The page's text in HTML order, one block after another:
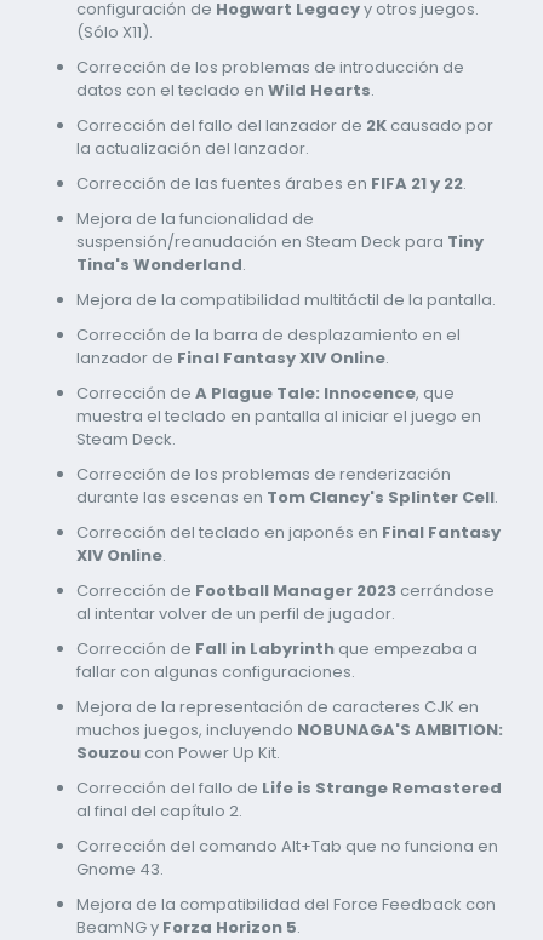
configuración de Hogwart Legacyy otros juegos.
(Sólo X11).
Corrección de los problemas de introducción de
datos con el teclado en Wild Hearts.
Corrección del fallo del lanzador de 2K causado por
la actualización del lanzador.
Corrección de las fuentes árabes en FIFA 21 y 22.
Mejora de la funcionalidad de
suspensión/reanudación en Steam Deck para Tiny
Tina's Wonderland.
Mejora de la compatibilidad multitáctil de la pantalla.
Corrección de la barra de desplazamiento en el
lanzador de Final Fantasy XIV Online.
Corrección de A Plague Tale: Innocence, que
muestra el teclado en pantalla al iniciar el juego en
Steam Deck.
Corrección de los problemas de renderización
durante las escenas en Tom Clancy's Splinter Cell.
Corrección del teclado en japonés en Final Fantasy
XIV Online.
Corrección de Football Manager 2023 cerrándose
al intentar volver de un perfil de jugador.
Corrección de Fall in Labyrinth que empezaba a
fallar con algunas configuraciones.
Mejora de la representación de caracteres CJK en
muchos juegos, incluyendo NOBUNAGA'S AMBITION:
Souzou con Power Up Kit.
Corrección del fallo de Life is Strange Remastered
al final del capítulo 2.
Corrección del comando Alt+Tab que no funciona en
Gnome 43.
Mejora de la compatibilidad del Force Feedback con
BeamNG y Forza Horizon 5.